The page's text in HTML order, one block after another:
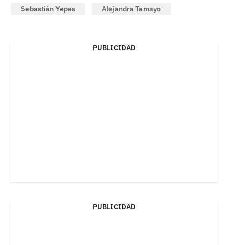
Sebastián Yepes Alejandra Tamayo
PUBLICIDAD
PUBLICIDAD